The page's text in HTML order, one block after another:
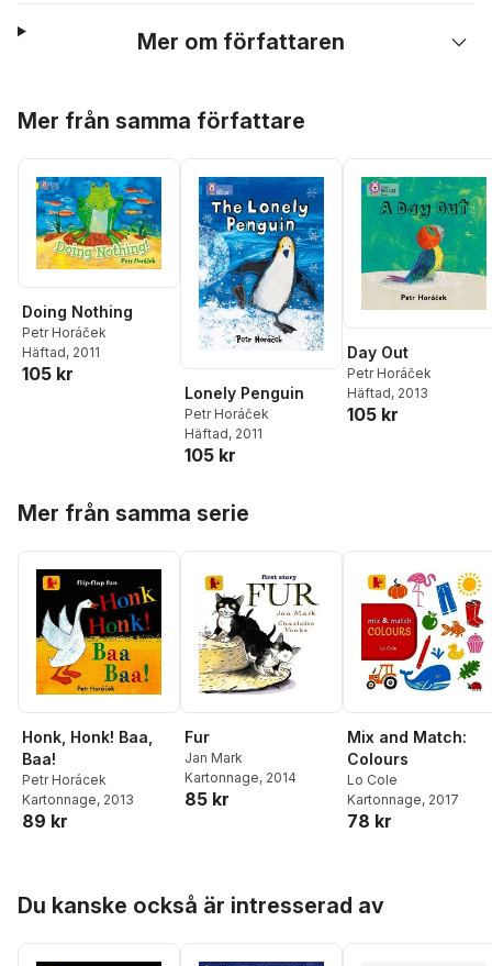
Mer om författaren
Mer från samma författare
Doing Nothing
Petr Horáček
Häftad, 2011
105 kr
Lonely Penguin
Petr Horáček
Häftad, 2011
105 kr
Day Out
Petr Horáček
Häftad, 2013
105 kr
Mer från samma serie
Honk, Honk! Baa,
Baa!
Petr Horácek
Kartonnage, 2013
89 kr
Fur
Jan Mark
Kartonnage, 2014
85 kr
Mix and Match:
Colours
Lo Cole
Kartonnage, 2017
78 kr
Du kanske också är intresserad av